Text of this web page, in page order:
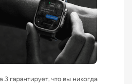
гарантирует, что вы никогда